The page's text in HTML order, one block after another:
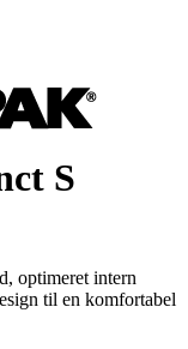
S
optimeret intern
til en komfortabel